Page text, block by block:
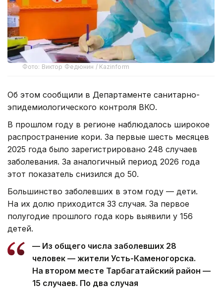
Фото: Виктор Федюнин / Kazinform
Об этом сообщили в Департаменте санитарно-
эпидемиологического контроля ВКО.
В прошлом году в регионе наблюдалось широкое
распространение кори. За первые шесть месяцев
2025 года было зарегистрировано 248 случаев
заболевания. За аналогичный период 2026 года
этот показатель снизился до 50.
Большинство заболевших в этом году — дети.
На их долю приходится 33 случая. За первое
полугодие прошлого года корь выявили у 156
детей.
— Из общего числа заболевших 28
человек — жители Усть-Каменогорска.
На втором месте Тарбагатайский район —
15 случаев. По два случая